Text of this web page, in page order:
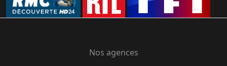
Nos agences